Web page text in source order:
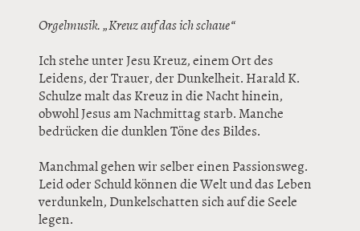
Orgelmusik. „Kreuz auf das ich schaue“
Ich stehe unter Jesu Kreuz, einem Ort des
Leidens, der Trauer, der Dunkelheit. Harald K.
Schulze malt das Kreuz in die Nacht hinein,
obwohl Jesus am Nachmittag starb. Manche
bedrücken die dunklen Töne des Bildes.
Manchmal gehen wir selber einen Passionsweg.
Leid oder Schuld können die Welt und das Leben
verdunkeln, Dunkelschatten sich auf die Seele
legen.